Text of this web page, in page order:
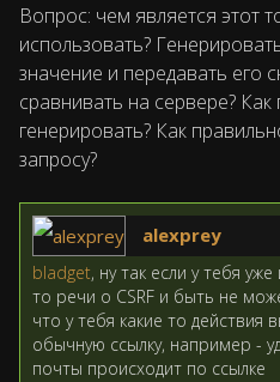
Вопрос: чем является этот
использовать?
значение и передавать его
сравнивать на сервере?
генерировать? Как
запросу?
Ответ alexprey
bladget, ну так если у тебя
то речи о CSRF и быть не
что у тебя какие то действия
обычную ссылку, например -
почты происходит по ссылке